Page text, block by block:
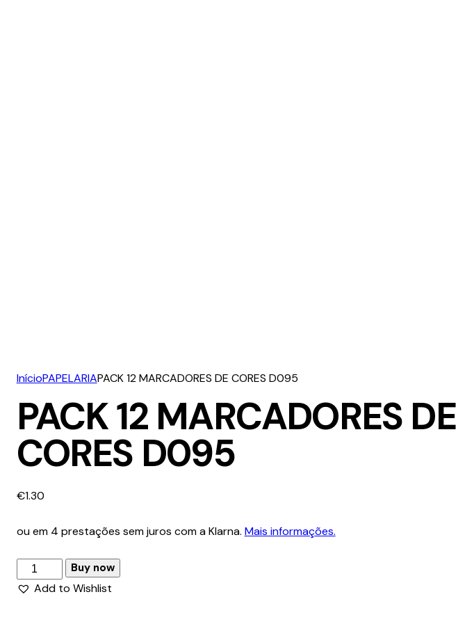
InícioPAPELARIAPACK 12 MARCADORES DE CORES D095
PACK 12 MARCADORES DE
CORES D095
€1.30
ou em 4 prestações sem juros com a Klarna. Mais informações.
Buy now
Add to Wishlist